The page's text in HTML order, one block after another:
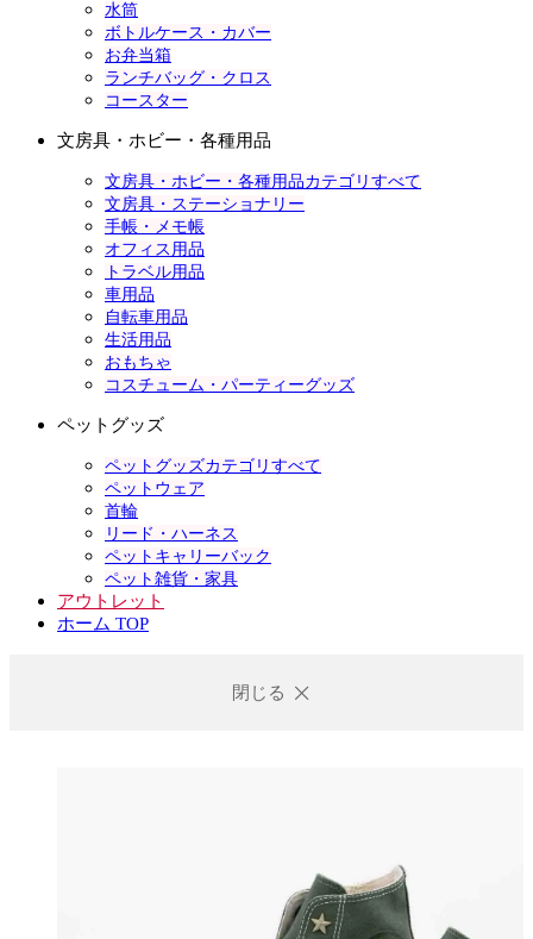
水筒
ボトルケース・カバー
お弁当箱
ランチバッグ・クロス
コースター
文房具・ホビー・各種用品
文房具・ホビー・各種用品カテゴリすべて
文房具・ステーショナリー
手帳・メモ帳
オフィス用品
トラベル用品
車用品
自転車用品
生活用品
おもちゃ
コスチューム・パーティーグッズ
ペットグッズ
ペットグッズカテゴリすべて
ペットウェア
首輪
リード・ハーネス
ペットキャリーバック
ペット雑貨・家具
アウトレット
ホーム TOP
閉じる